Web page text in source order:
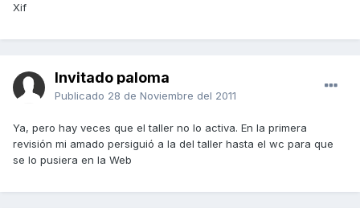
Xif
Invitado paloma
Publicado 28 de Noviembre del 2011
Ya, pero hay veces que el taller no lo activa. En la primera
revisión mi amado persiguió a la del taller hasta el wc para que
se lo pusiera en la Web